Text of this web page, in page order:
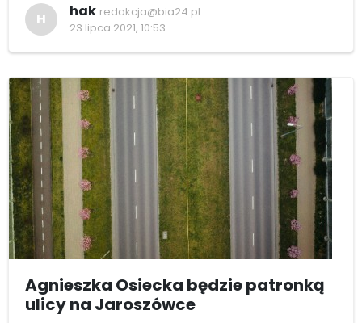
H hak redakcja@bia24.pl
23 lipca 2021, 10:53
Agnieszka Osiecka będzie patronką
ulicy na Jaroszówce